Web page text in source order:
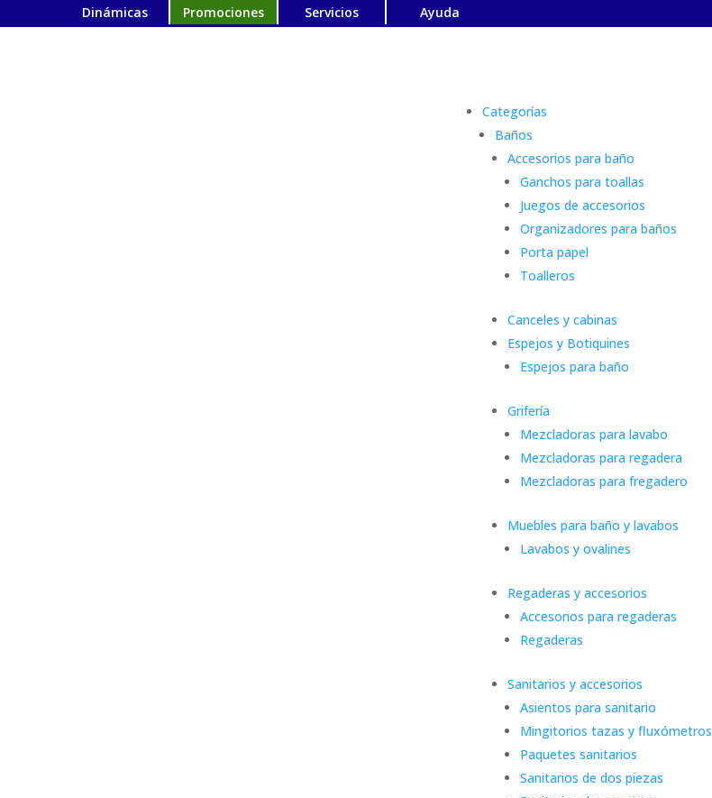
Dinámicas Promociones Servicios Ayuda
Categorías
Baños
Accesorios para baño
Ganchos para toallas
Juegos de accesorios
Organizadores para baños
Porta papel
Toalleros
Canceles y cabinas
Espejos y Botiquines
Espejos para baño
Grifería
Mezcladoras para lavabo
Mezcladoras para regadera
Mezcladoras para fregadero
Muebles para baño y lavabos
Lavabos y ovalines
Regaderas y accesorios
Accesorios para regaderas
Regaderas
Sanitarios y accesorios
Asientos para sanitario
Mingitorios tazas y fluxómetros
Paquetes sanitarios
Sanitarios de dos piezas